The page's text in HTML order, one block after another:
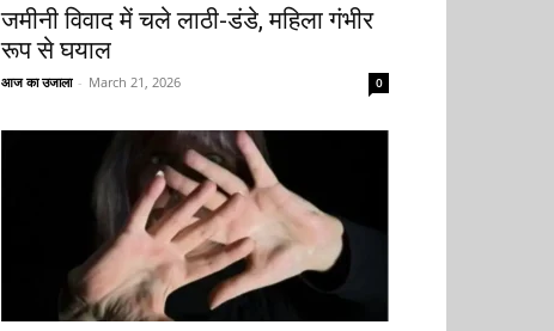
जमीनी विवाद में चले लाठी-डंडे, महिला गंभीर
रूप से घयाल
आज का उजाला - March 21, 2026 0